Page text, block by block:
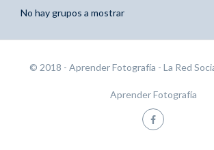
No hay grupos a mostrar
© 2018 - Aprender Fotografía - La Red
Aprender Fotografía